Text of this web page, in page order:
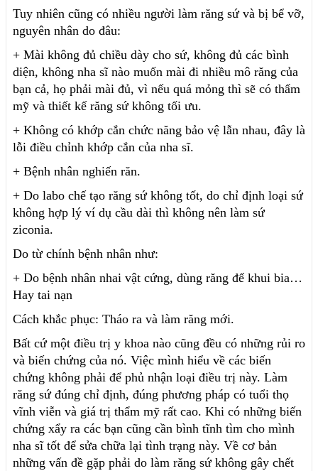
Tuy nhiên cũng có nhiều người làm răng sứ và bị bể vỡ,
nguyên nhân do đâu:
+ Mài không đủ chiều dày cho sứ, không đủ các bình
diện, không nha sĩ nào muốn mài đi nhiều mô răng của
bạn cả, họ phải mài đủ, vì nếu quá mỏng thì sẽ có thẩm
mỹ và thiết kế răng sứ không tối ưu.
+ Không có khớp cắn chức năng bảo vệ lẫn nhau, đây là
lỗi điều chỉnh khớp cắn của nha sĩ.
+ Bệnh nhân nghiến răn.
+ Do labo chế tạo răng sứ không tốt, do chỉ định loại sứ
không hợp lý ví dụ cầu dài thì không nên làm sứ
ziconia.
Do từ chính bệnh nhân như:
+ Do bệnh nhân nhai vật cứng, dùng răng để khui bia…
Hay tai nạn
Cách khắc phục: Tháo ra và làm răng mới.
Bất cứ một điều trị y khoa nào cũng đều có những rủi ro
và biến chứng của nó. Việc mình hiểu về các biến
chứng không phải để phủ nhận loại điều trị này. Làm
răng sứ đúng chỉ định, đúng phương pháp có tuổi thọ
vĩnh viễn và giá trị thẩm mỹ rất cao. Khi có những biến
chứng xẩy ra các bạn cũng cần bình tĩnh tìm cho mình
nha sĩ tốt để sửa chữa lại tình trạng này. Về cơ bản
những vấn đề gặp phải do làm răng sứ không gây chết